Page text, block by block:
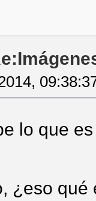
lo que
¿eso